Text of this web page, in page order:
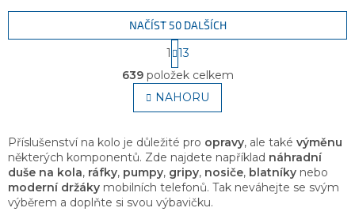
O
v
l
á
a
c
í
p
r
NAČÍST 50 DALŠÍCH
S
t
r
á
n
k
v
á
n
í
1
13
639položek celkem
NAHORU
Příslušenství na kolo je důležité pro opravy, ale také výměnu
některých komponentů. Zde najdete například náhradní
duše na kola, ráfky, pumpy, gripy, nosiče, blatníky nebo
moderní držáky mobilních telefonů. Tak neváhejte se svým
výběrem a doplňte si svou výbavičku.